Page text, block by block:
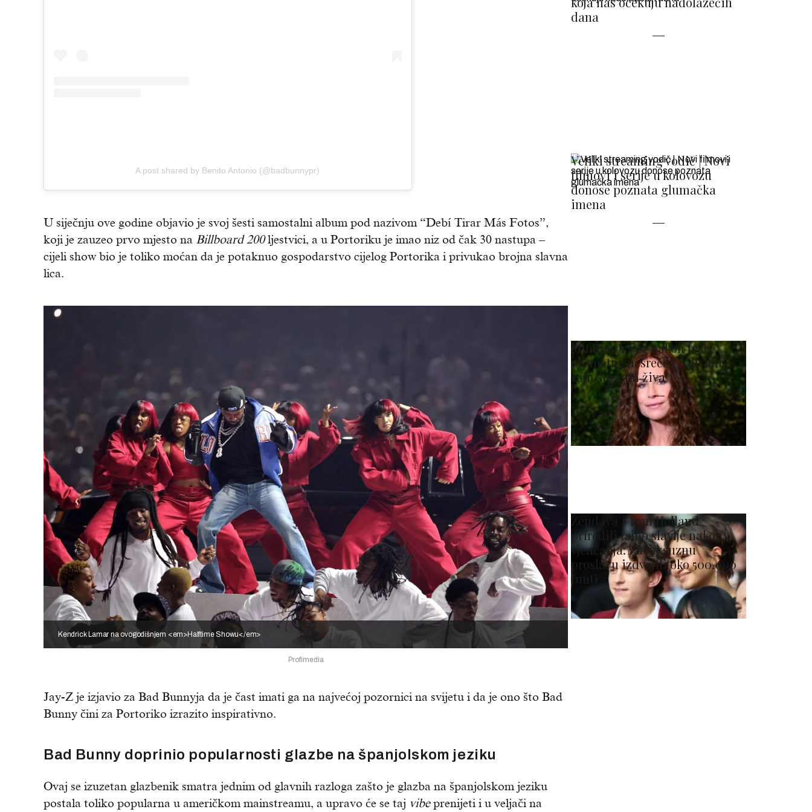
A post shared by Benito Antonio (@badbunnypr)
U siječnju ove godine objavio je svoj šesti samostalni album pod nazivom “Debí Tirar Más Fotos”,
koji je zauzeo prvo mjesto na Billboard 200ljestvici, a u Portoriku je imao niz od čak 30 nastupa –
cijeli show bio je toliko moćan da je potaknuo gospodarstvo cijelog Portorika i privukao brojna slavna
lica.
Profimedia
Kendrick Lamar na ovogodišnjem <em>Halftime Showu</em>
Jay-Z je izjavio za Bad Bunnyja da je čast imati ga na najvećoj pozornici na svijetu i da je ono što Bad
Bunny čini za Portoriko izrazito inspirativno.
Bad Bunny doprinio popularnosti glazbe na španjolskom jeziku
Ovaj se izuzetan glazbenik smatra jednim od glavnih razloga zašto je glazba na španjolskom jeziku
postala toliko popularna u američkom mainstreamu, a upravo će se taj vibeprenijeti i u veljači na
dana
Veliki streaming vodič | Novi
filmovi i serije u kolovozu
donose poznata glumačka
imena
Minnie Driver nakon teške
prometne nesreće: 'Zahvalna
sam što sam živa'
Zendaya i Tom Holland
priredili tajno slavlje nakon
vjenčanja: Za luksuznu
proslavu izdvojili oko 500.000
funti